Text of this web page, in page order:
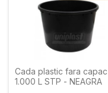
Cada plastic fara capac
1.000 L STP - NEAGRA